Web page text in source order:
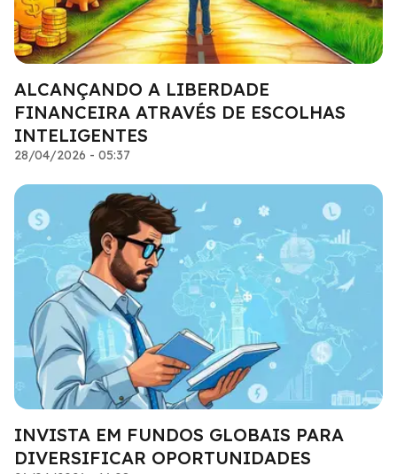
ALCANÇANDO A LIBERDADE
FINANCEIRA ATRAVÉS DE ESCOLHAS
INTELIGENTES
28/04/2026 - 05:37
INVISTA EM FUNDOS GLOBAIS PARA
DIVERSIFICAR OPORTUNIDADES